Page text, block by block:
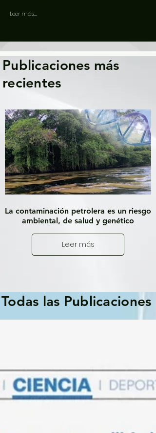
Leer más...
Publicaciones más
recientes
La contaminación petrolera es un riesgo
ambiental, de salud y genético
Leer más
Todas las Publicaciones